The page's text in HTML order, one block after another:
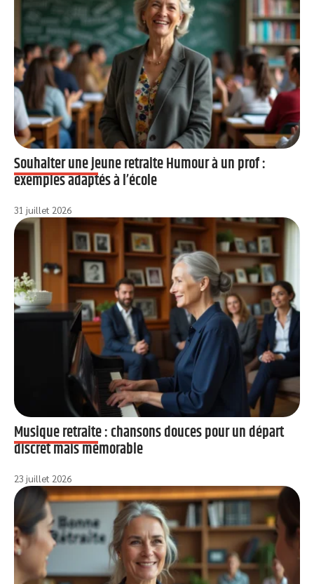
Souhaiter une jeune retraite Humour à un prof :
exemples adaptés à l’école
31 juillet 2026
Musique retraite : chansons douces pour un départ
discret mais mémorable
23 juillet 2026